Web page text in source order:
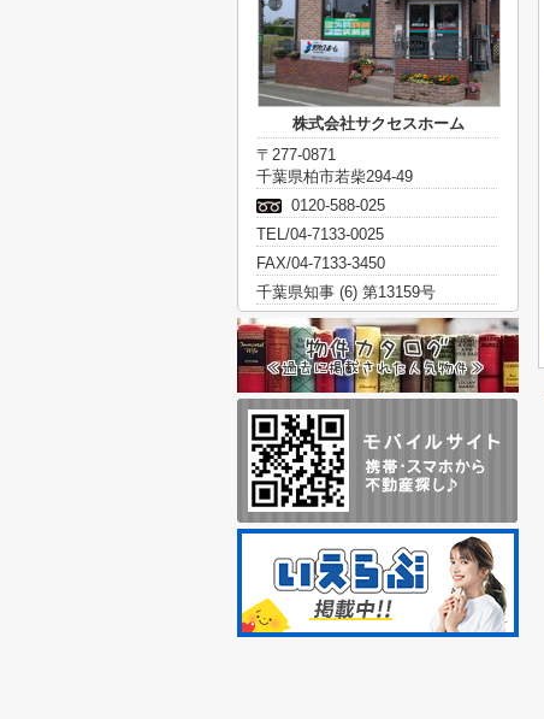
株式会社サクセスホーム
〒277-0871
千葉県柏市若柴294-49
0120-588-025
TEL/04-7133-0025
FAX/04-7133-3450
千葉県知事 (6) 第13159号